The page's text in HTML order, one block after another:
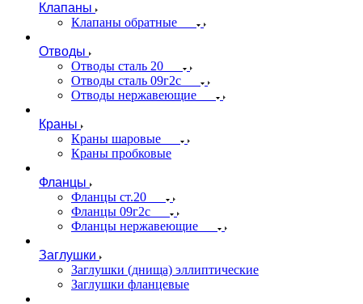
Клапаны
Клапаны обратные
Отводы
Отводы сталь 20
Отводы сталь 09г2с
Отводы нержавеющие
Краны
Краны шаровые
Краны пробковые
Фланцы
Фланцы ст.20
Фланцы 09г2с
Фланцы нержавеющие
Заглушки
Заглушки (днища) эллиптические
Заглушки фланцевые